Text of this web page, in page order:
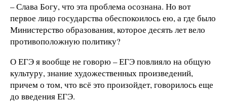
– Слава Богу, что эта проблема осознана. Но вот
первое лицо государства обеспокоилось ею, а где было
Министерство образования, которое десять лет вело
противоположную политику?
О ЕГЭ я вообще не говорю – ЕГЭ повлияло на общую
культуру, знание художественных произведений,
причем о том, что всё это произойдет, говорилось еще
до введения ЕГЭ.